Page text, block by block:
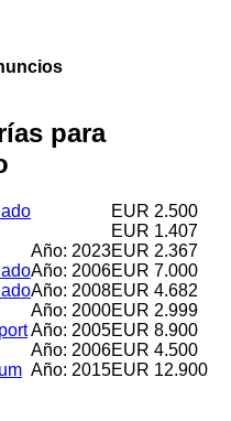
para
EUR 2.500
EUR 1.407
Año: 2023EUR 2.367
Año: 2006EUR 7.000
Año: 2008EUR 4.682
Año: 2000EUR 2.999
Año: 2005EUR 8.900
Año: 2006EUR 4.500
Año: 2015EUR 12.900